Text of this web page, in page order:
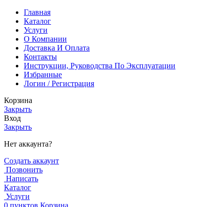
Главная
Каталог
Услуги
О Компании
Доставка И Оплата
Контакты
Инструкции, Руководства По Эксплуатации
Избранные
Логин / Регистрация
Корзина
Закрыть
Вход
Закрыть
Нет аккаунта?
Создать аккаунт
Позвонить
Написать
Каталог
Услуги
0 пунктов Корзина